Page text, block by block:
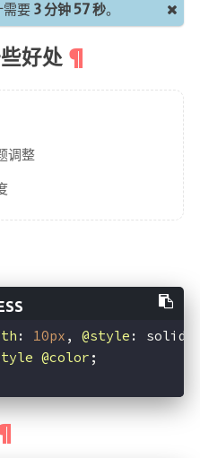
需要 3 分钟 57 秒。
好处
调整
: 10px , @style :
@color ;